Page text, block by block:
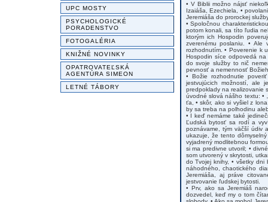
UPC MOSTY
PSYCHOLOGICKÉ
PORADENSTVO
FOTOGALÉRIA
KNIŽNÉ NOVINKY
OPATROVATEĽSKÁ
AGENTÚRA SIMEON
LETNÉ TÁBORY
• V Biblii možno nájsť
Izaiáša, Ezechiela, •
Jeremiáša do prorockej
• Spoločnou
potom konali, sa títo ľudia
ktorým ich Hospodin
zverenému poslaniu. •
rozhodnutím. • Poverenie k
Hospodin síce odpovedá
do svoje služby to nič
pevnosť a nemennosť
• Božie rozhodnutie
jestvujúcich možností, ale
predpoklady na realizovanie
úvodné slová nášho textu: •
ťa, • skôr, ako si vyšiel z
by sa treba na polhodinu
• I keď nemáme také
Ľudská bytosť sa rodí a
poznávame, tým väčší údiv
ukazuje, že tento
vyjadrený modlitebnou
si ma predivne utvoril; •
som utvorený v skrytosti,
do Tvojej knihy, • všetky
náhodného, chaotického
Jeremiáša, aj práve
jestvovanie ľudskej bytosti.
• Prv, ako sa Jeremiáš
dozvedel, keď my o tom